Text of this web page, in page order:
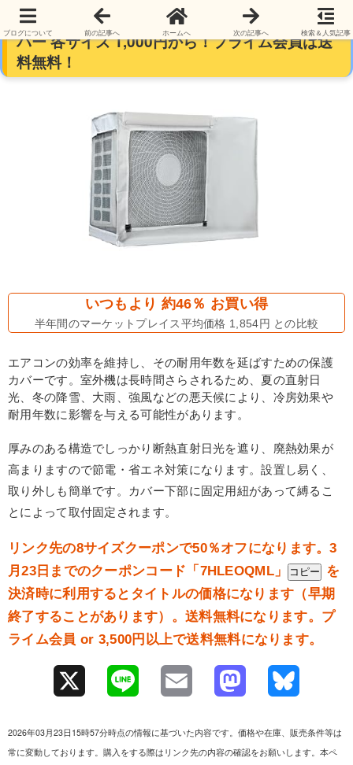
【本日最終日】Chuqisheji エアコン室外機カ
バー 各サイズ 1,000円から！プライム会員は送
料無料！
いつもより 約46％ お買い得
半年間のマーケットプレイス平均価格 1,854円 との比較
エアコンの効率を維持し、その耐用年数を延ばすための保護
カバーです。室外機は長時間さらされるため、夏の直射日
光、冬の降雪、大雨、強風などの悪天候により、冷房効果や
耐用年数に影響を与える可能性があります。
厚みのある構造でしっかり断熱直射日光を遮り、廃熱効果が
高まりますので節電・省エネ対策になります。設置し易く、
取り外しも簡単です。カバー下部に固定用紐があって縛るこ
とによって取付固定されます。
リンク先の8サイズクーポンで50％オフになります。3
月23日までのクーポンコード「 7HLEOQML」 コピー
を
決済時に利用するとタイトルの価格になります（早期
終了することがあります）。送料無料になります。プ
ライム会員 or 3,500円以上で送料無料になります。
2026年03月23日15時57分時点の情報に基づいた内容です。価格や在庫、販売条件等は
常に変動しております。購入をする際はリンク先の内容の確認をお願いします。本ペ
ブログについて 前の記事へ ホームへ 次の記事へ 検索＆人気記事